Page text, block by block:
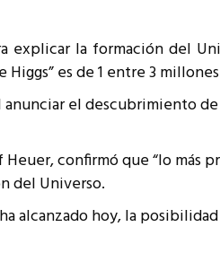
explicar la formación del
es de 1 entre 3
anunciar el descubrimiento
confirmó que “lo más
del Universo.
alcanzado hoy, la